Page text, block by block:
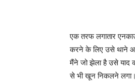
एक तरफ लगातार
करने के लिए उसे थाने
मैंने जो झेला है उसे याद
से भी खून निकलने लगा।